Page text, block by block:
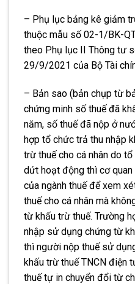
– Phụ lục bảng kê giảm
thuộc mẫu số 02-1/BK-
theo Phụ lục II Thông tư
29/9/2021 của Bộ Tài
– Bản sao (bản chụp từ b
chứng minh số thuế đã
năm, số thuế đã nộp ở
hợp tổ chức trả thu nhập
trừ thuế cho cá nhân do
dứt hoạt động thì cơ
của ngành thuế để xem
thuế cho cá nhân mà
từ khấu trừ thuế. Trường
nhập sử dụng chứng từ
thì người nộp thuế sử
khấu trừ thuế TNCN điện
thuế tự in chuyển đổi từ